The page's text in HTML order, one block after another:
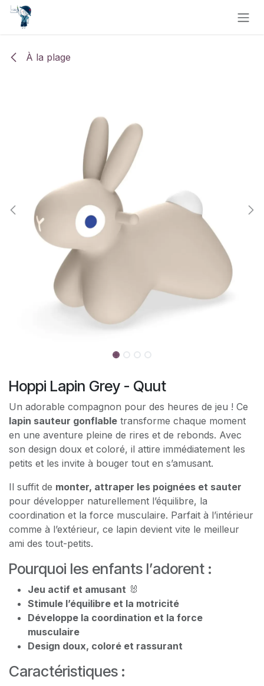
Se rendre au contenu
À la plage
Hoppi Lapin Grey - Quut
Un adorable compagnon pour des heures de jeu ! Ce
lapin sauteur gonflable transforme chaque moment
en une aventure pleine de rires et de rebonds. Avec
son design doux et coloré, il attire immédiatement les
petits et les invite à bouger tout en s’amusant.
Il suffit de monter, attraper les poignées et sauter
pour développer naturellement l’équilibre, la
coordination et la force musculaire. Parfait à l’intérieur
comme à l’extérieur, ce lapin devient vite le meilleur
ami des tout-petits.
Pourquoi les enfants l’adorent :
Jeu actif et amusant 🐰
Stimule l’équilibre et la motricité
Développe la coordination et la force
musculaire
Design doux, coloré et rassurant
Caractéristiques :